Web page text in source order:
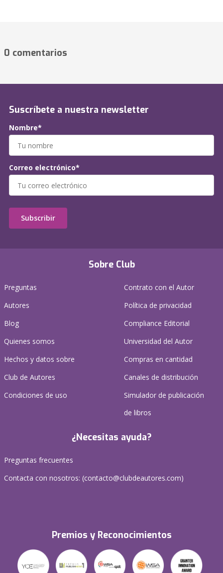
0 comentarios
Sobre Club
Preguntas
Autores
Blog
Quienes somos
Hechos y datos sobre
Club de Autores
Condiciones de uso
Contrato con el Autor
Política de privacidad
Compliance Editorial
Universidad del Autor
Compras en cantidad
Canales de distribución
Simulador de publicación
de libros
¿Necesitas ayuda?
Preguntas frecuentes
Contacta con nosotros: (contacto@clubdeautores.com)
Premios y Reconocimientos
Suscríbete a nuestra newsletter
Nombre*
Correo electrónico*
Subscribir